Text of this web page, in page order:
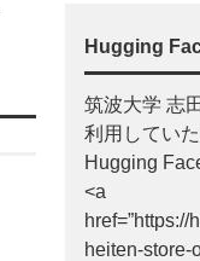
Hugging
筑波大学 志
利用してい
Hugging
<a
heiten-store-